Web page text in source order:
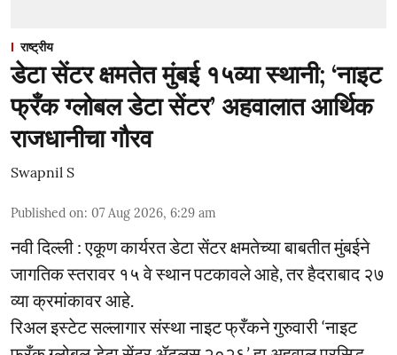
राष्ट्रीय
डेटा सेंटर क्षमतेत मुंबई १५व्या स्थानी; ‘नाइट
फ्रँक ग्लोबल डेटा सेंटर’ अहवालात आर्थिक
राजधानीचा गौरव
Swapnil S
Published on: 07 Aug 2026, 6:29 am
नवी दिल्ली : एकूण कार्यरत डेटा सेंटर क्षमतेच्या बाबतीत मुंबईने
जागतिक स्तरावर १५ वे स्थान पटकावले आहे, तर हैदराबाद २७
व्या क्रमांकावर आहे.
रिअल इस्टेट सल्लागार संस्था नाइट फ्रँकने गुरुवारी ‘नाइट